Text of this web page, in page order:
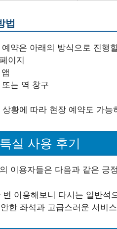
법
약은 아래의 방식으로 진행
이지
는 역 창구
상황에 따라 현장 예약도 가능
실 사용 후기
이용자들은 다음과 같은 긍
번 이용해보니 다시는 일반석
안한 좌석과 고급스러운 서비